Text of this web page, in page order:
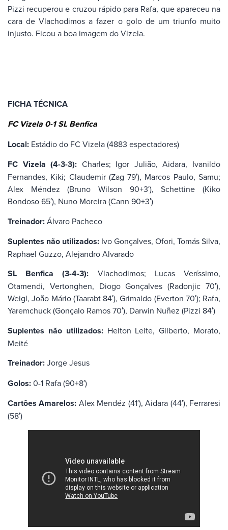
Pizzi recuperou e cruzou rápido para Rafa, que apareceu na
cara de Vlachodimos a fazer o golo de um triunfo muito
injusto. Ficou a boa imagem do Vizela.
FICHA TÉCNICA
FC Vizela 0-1 SL Benfica
Local: Estádio do FC Vizela (4883 espectadores)
FC Vizela (4-3-3): Charles; Igor Julião, Aidara, Ivanildo
Fernandes, Kiki; Claudemir (Zag 79′), Marcos Paulo, Samu;
Alex Méndez (Bruno Wilson 90+3′), Schettine (Kiko
Bondoso 65′), Nuno Moreira (Cann 90+3′)
Treinador:Álvaro Pacheco
Suplentes não utilizados: Ivo Gonçalves, Ofori, Tomás Silva,
Raphael Guzzo, Alejandro Alvarado
SL Benfica (3-4-3): Vlachodimos; Lucas Veríssimo,
Otamendi, Vertonghen, Diogo Gonçalves (Radonjic 70′),
Weigl, João Mário (Taarabt 84′), Grimaldo (Everton 70′); Rafa,
Yaremchuck (Gonçalo Ramos 70′), Darwin Nuñez (Pizzi 84′)
Suplentes não utilizados:Helton Leite, Gilberto, Morato,
Meité
Treinador:Jorge Jesus
Golos:0-1 Rafa (90+8′)
Cartões Amarelos: Alex Mendéz (41′), Aidara (44′), Ferraresi
(58′)